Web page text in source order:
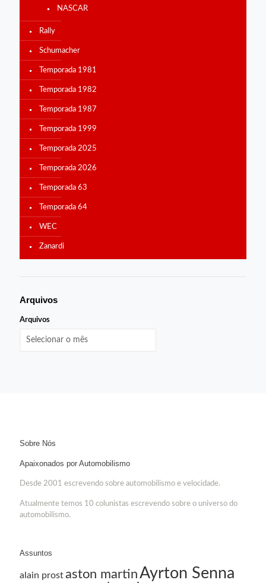
NASCAR
Rally
Schumacher
Temporada 1981
Temporada 1982
Temporada 1987
Temporada 1999
Temporada 2025
Temporada 2026
Temporada 63
Temporada 64
WEC
Zanardi
Arquivos
Arquivos
Sobre Nós
Apaixonados por Automobilismo
Desde 2001 escrevendo sobre automobilismo e velocidade.
Atualmente temos 10 colunistas escrevendo sobre o universo do
automobilismo.
Assuntos
alain prostaston martinAyrton Senna